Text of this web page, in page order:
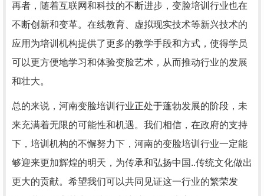
再者，随着互联网和科技的不断进步，变脸培训行业也在
不断创新和变革。在线教育、虚拟现实技术等新兴技术的
应用为培训机构提供了更多的教学手段和方式，使得学员
可以更方便地学习和体验变脸艺术，从而推动行业的发展
和壮大。
总的来说，河南变脸培训行业正处于蓬勃发展的阶段，未
来充满着无限的可能性和机遇。我们相信，在政府的支持
下，培训机构的不懈努力下，河南的变脸培训行业一定能
够迎来更加辉煌的明天，为传承和弘扬中国..传统文化做出
更大的贡献。希望我们可以共同见证这一行业的繁荣发